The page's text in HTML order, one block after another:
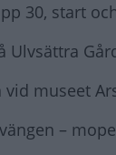
30, start
Ulvsättra
museet
–